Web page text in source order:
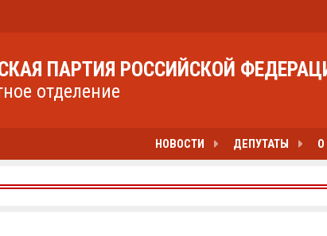
ПАРТИЯ РОССИЙСКОЙ
отделение
НОВОСТИ ДЕПУТАТЫ